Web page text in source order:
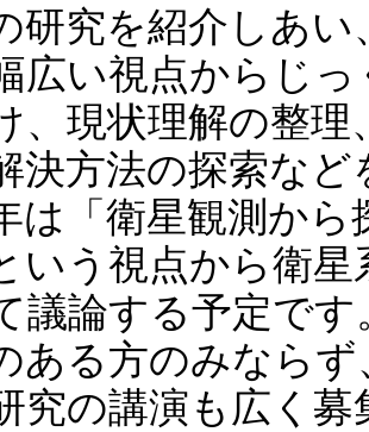
研究を紹介しあい
広い視点からじ
、現状理解の整理
決方法の探索など
「衛星観測から
いう視点から衛星
議論する予定で
ある方のみなら
究の講演も広く募